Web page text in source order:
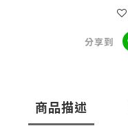
分享到
商品描述